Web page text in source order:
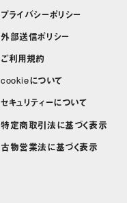
プライバシーポリシー
外部送信ポリシー
ご利用規約
cookieについて
セキュリティーについて
特定商取引法に基づく表示
古物営業法に基づく表示